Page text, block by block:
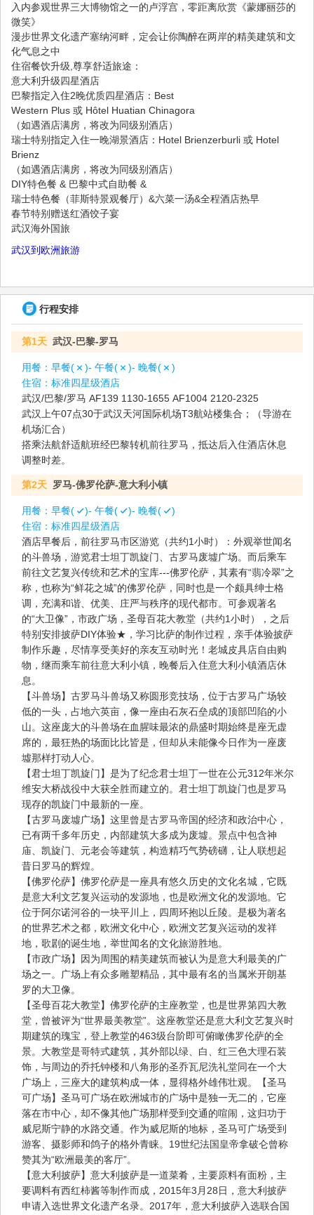
入内参观世界三大博物馆之一的卢浮宫，零距离欣赏《蒙娜丽莎的
微笑》
漫步世界文化遗产塞纳河畔，定会让你陶醉在两岸的精美建筑和文
化气息之中
住宿餐饮升级,尊享舒适旅途：
意大利升级四星酒店
巴黎指定入住2晚优质四星酒店：Best
Western Plus 或 Hôtel Huatian Chinagora
（如遇酒店满房，将改为同级别酒店）
瑞士特别指定入住一晚湖景酒店：Hotel Brienzerburli 或 Hotel
Brienz
（如遇酒店满房，将改为同级别酒店）
DIY特色餐 & 巴黎中式自助餐 &
瑞士特色餐（菲斯特景观餐厅）&六菜一汤&全程酒店热早
春节特别赠送红酒饺子宴
武汉海外国旅
武汉到欧洲旅游
行程安排
第1天 武汉-巴黎-罗马
用餐： 早餐( )- 午餐( )- 晚餐(
)
住宿： 标准四星级酒店
武汉/巴黎/罗马 AF139 1130-1655 AF1004 2120-2325
武汉上午07点30于武汉天河国际机场T3航站楼集合；（导游在
机场汇合）
搭乘法航舒适航班经巴黎转机前往罗马，抵达后入住酒店休息
调整时差。
第2天 罗马-佛罗伦萨-意大利小镇
用餐： 早餐( )- 午餐( )- 晚餐(
)
住宿： 标准四星级酒店
酒店早餐后，前往罗马市区游览（共约1小时）：外观举世闻名
的斗兽场，游览君士坦丁凯旋门、古罗马废墟广场。而后乘车
前往文艺复兴传统和艺术的宝库---佛罗伦萨，其素有“翡冷翠”之
称，也称为“鲜花之城”的佛罗伦萨，同时也是一个颇具绅士格
调，充满和谐、优美、庄严与秩序的现代都市。可参观著名
的“大卫像”，市政广场，圣母百花大教堂（共约1小时），之后
特别安排披萨DIY体验★，学习比萨的制作过程，亲手体验披萨
制作乐趣，尽情享受美好的亲友互动时光！老城皮具店自由购
物，继而乘车前往意大利小镇，晚餐后入住意大利小镇酒店休
息。
【斗兽场】古罗马斗兽场又称圆形竞技场，位于古罗马广场较
低的一头，占地六英亩，像一座由石灰石垒成的顶部凹陷的小
山。这座庞大的斗兽场在血腥味最浓的鼎盛时期始终是座无虚
席的，最狂热的场面比比皆是，但却从未能像今日作为一座废
墟那样打动人心。
【君士坦丁凯旋门】是为了纪念君士坦丁一世在公元312年米尔
维安大桥战役中大获全胜而建立的。君士坦丁凯旋门也是罗马
现存的凯旋门中最新的一座。
【古罗马废墟广场】这里曾是古罗马帝国的经济和政治中心，
已有两千多年历史，内部建筑大多成为废墟。景点中包含神
庙、凯旋门、元老会等建筑，构造精巧气势磅礴，让人联想起
昔日罗马的辉煌。
【佛罗伦萨】佛罗伦萨是一座具有悠久历史的文化名城，它既
是意大利文艺复兴运动的发源地，也是欧洲文化的发源地。它
位于阿尔诺河谷的一块平川上，四周环抱以丘陵。是极为著名
的世界艺术之都，欧洲文化中心，欧洲文艺复兴运动的发祥
地，歌剧的诞生地，举世闻名的文化旅游胜地。
【市政广场】因为周围的精美建筑而被认为是意大利最美的广
场之一。广场上有众多雕塑精品，其中最有名的当属米开朗基
罗的大卫像。
【圣母百花大教堂】佛罗伦萨的主座教堂，也是世界第四大教
堂，曾被评为“世界最美教堂”。这座教堂还是意大利文艺复兴时
期建筑的瑰宝，登上教堂的463级台阶即可俯瞰佛罗伦萨的全
景。大教堂是哥特式建筑，其外部以绿、白、红三色大理石装
饰，与周边的乔托钟楼和八角形的圣乔瓦尼洗礼堂同在一个大
广场上，三座大的建筑构成一体，显得格外雄伟壮观。【圣马
可广场】圣马可广场在欧洲城市的广场中是独一无二的，它座
落在市中心，却不像其他广场那样受到交通的喧闹，这归功于
威尼斯宁静的水路交通。作为威尼斯的地标，圣马可广场受到
游客、摄影师和鸽子的格外青睐。19世纪法国皇帝拿破仑曾称
赞其为“欧洲最美的客厅”。
【意大利披萨】意大利披萨是一道菜肴，主要原料有面粉，主
要调料有西红柿酱等制作而成，2015年3月28日，意大利披萨
申请入选世界文化遗产名录。2017年，意大利披萨入选联合国